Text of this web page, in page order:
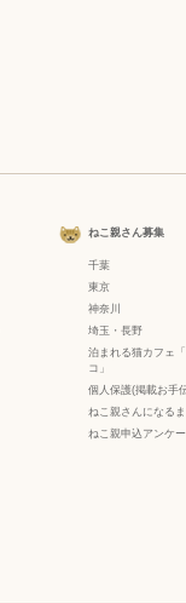
ねこ親さん募集
千葉
東京
神奈川
埼玉・長野
泊まれる猫カフェ
コ」
個人保護(掲載お手
ねこ親さんになる
ねこ親申込アンケ